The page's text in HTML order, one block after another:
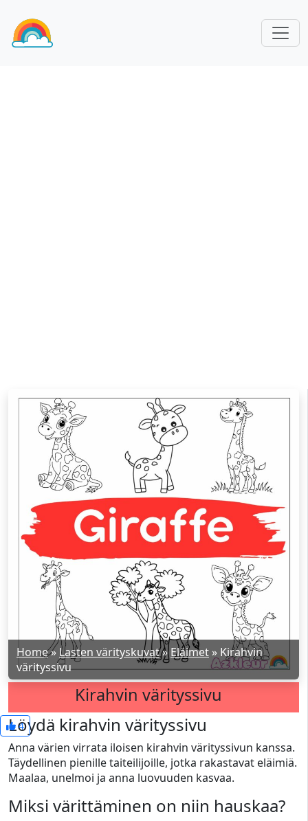
Home» Lasten värityskuvat»Eläimet » Kirahvin
värityssivu
Kirahvin värityssivu
4
Löydä kirahvin värityssivu
Anna värien virrata iloisen kirahvin värityssivun kanssa.
Täydellinen pienille taiteilijoille, jotka rakastavat eläimiä.
Maalaa, unelmoi ja anna luovuuden kasvaa.
Miksi värittäminen on niin hauskaa?